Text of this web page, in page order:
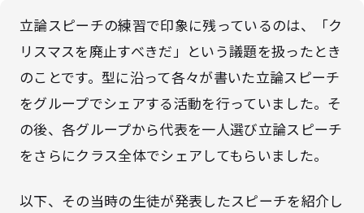
立論スピーチの練習で印象に残っているのは、「ク
リスマスを廃止すべきだ」という議題を扱ったとき
のことです。型に沿って各々が書いた立論スピーチ
をグループでシェアする活動を行っていました。そ
の後、各グループから代表を一人選び立論スピーチ
をさらにクラス全体でシェアしてもらいました。
以下、その当時の生徒が発表したスピーチを紹介し